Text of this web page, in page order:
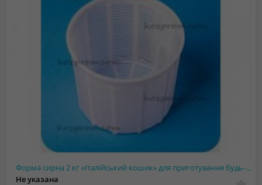
Форма сирна 2 кг «Італійський кошик» для приготування будь-яких м’яких сирів і с...
Не указана